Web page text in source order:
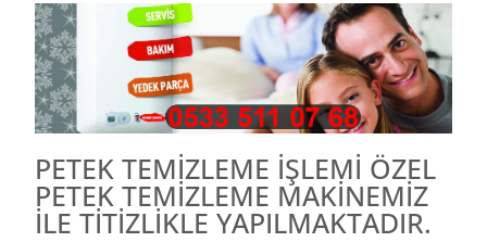
PETEK TEMİZLEME İŞLEMİ ÖZEL
PETEK TEMİZLEME MAKİNEMİZ
İLE TİTİZLİKLE YAPILMAKTADIR.